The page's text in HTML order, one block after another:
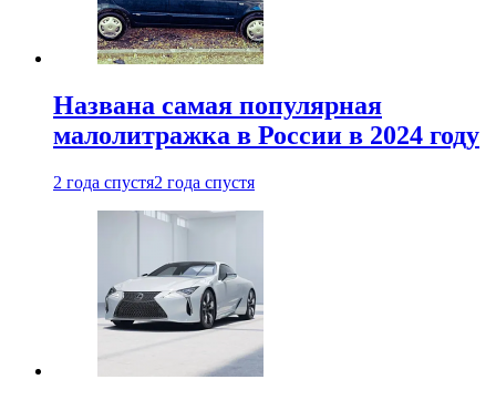
Названа самая популярная
малолитражка в России в 2024 году
2 года спустя2 года спустя